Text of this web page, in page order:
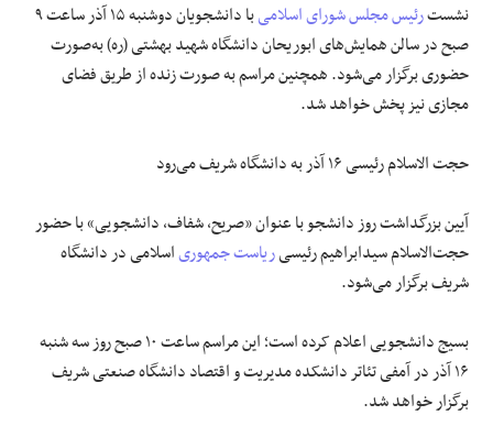
نشسترئیس مجلس شورای اسلامی
با دانشجویان دوشنبه ۱۵ آذر ساعت ۹
صبح در سالن همایش‌های ابوریحان دانشگاه شهید بهشتی (ره) به‌صورت
حضوری برگزار می‌شود. همچنین مراسم به صورت زنده از طریق فضای
مجازی نیز پخش خواهد شد.
حجت الاسلام رئیسی ۱۶ آذر به دانشگاه شریف می‌رود
آیین بزرگداشت روز دانشجو با عنوان «صریح، شفاف، دانشجویی» با حضور
حجت‌الاسلام سیدابراهیم رئیسیریاست جمهوریاسلامی در دانشگاه
شریف برگزار می‌شود.
بسیج دانشجویی اعلام کرده است؛ این مراسم ساعت ۱۰ صبح روز سه شنبه
۱۶ آذر در آمفی تئاتر دانشکده مدیریت و اقتصاد دانشگاه صنعتی شریف
برگزار خواهد شد.